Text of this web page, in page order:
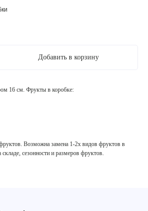
Добавить в корзину
16 см. Фрукты в коробке:
Возможна замена 1-2х видов фруктов в
сезонности и размеров фруктов.